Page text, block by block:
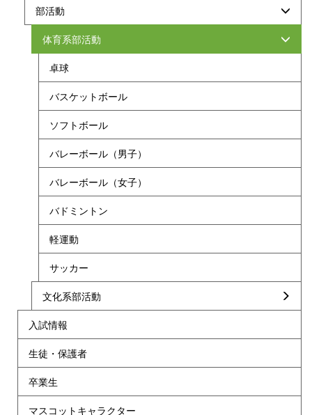
部活動
体育系部活動
卓球
バスケットボール
ソフトボール
バレーボール（男子）
バレーボール（女子）
バドミントン
軽運動
サッカー
文化系部活動
入試情報
生徒・保護者
卒業生
マスコットキャラクター